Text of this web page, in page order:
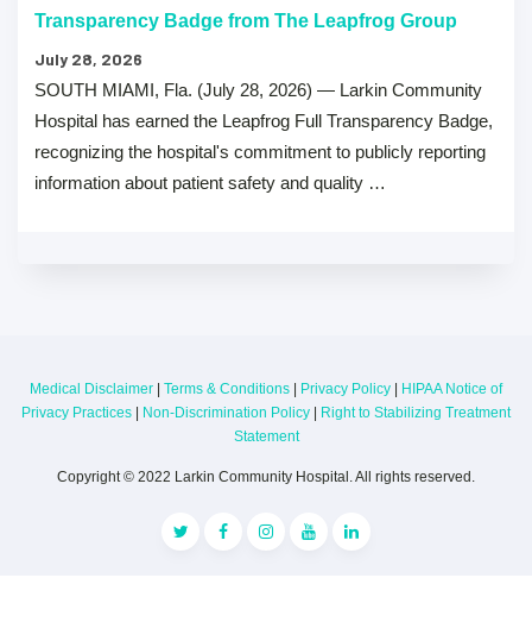
Transparency Badge from The Leapfrog Group
July 28, 2026
SOUTH MIAMI, Fla. (July 28, 2026) — Larkin Community
Hospital has earned the Leapfrog Full Transparency Badge,
recognizing the hospital's commitment to publicly reporting
information about patient safety and quality …
Medical Disclaimer | Terms & Conditions | Privacy Policy | HIPAA Notice of
Privacy Practices | Non-Discrimination Policy | Right to Stabilizing Treatment
Statement
Copyright © 2022 Larkin Community Hospital. All rights reserved.